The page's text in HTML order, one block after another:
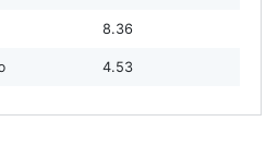
8.36
4.53